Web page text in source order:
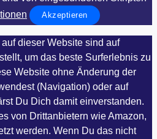
Akzeptieren
dieser Website sind auf
um das beste Surferlebnis zu
Website ohne Änderung der
(Navigation) oder auf
Du Dich damit einverstanden.
von Drittanbietern wie Amazon,
werden. Wenn Du das nicht